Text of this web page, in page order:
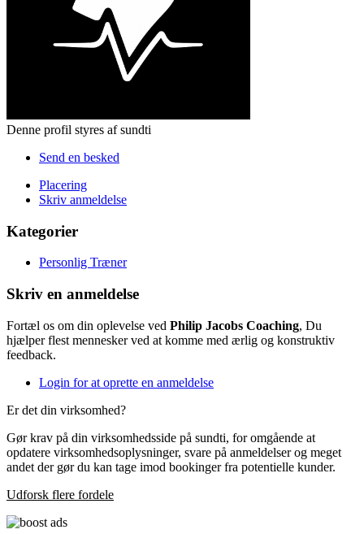
Denne profil styres af sundti
Send en besked
Placering
Skriv anmeldelse
Kategorier
Personlig Træner
Skriv en anmeldelse
Fortæl os om din oplevelse ved Philip Jacobs Coaching, Du
hjælper flest mennesker ved at komme med ærlig og konstruktiv
feedback.
Login for at oprette en anmeldelse
Er det din virksomhed?
Gør krav på din virksomhedsside på sundti, for omgående at
opdatere virksomhedsoplysninger, svare på anmeldelser og meget
andet der gør du kan tage imod bookinger fra potentielle kunder.
Udforsk flere fordele